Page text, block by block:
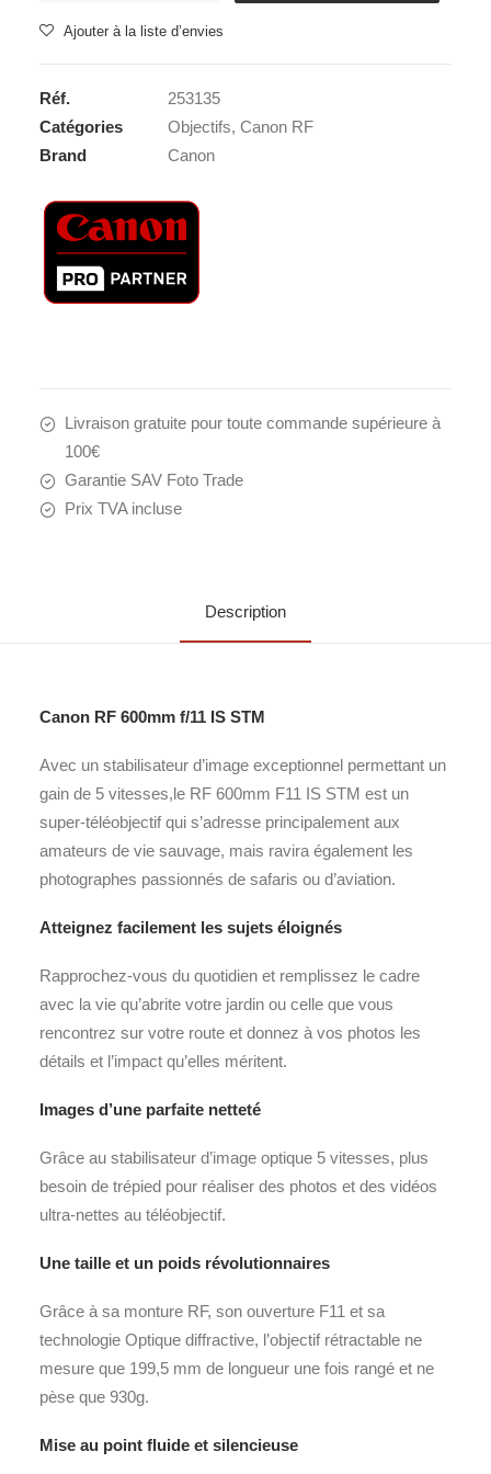
CANON
f11
IS
STM
Ajouter à la liste d’envies
Réf.
253135
Catégories
Objectifs, Canon RF
Brand
Canon
Livraison gratuite pour toute commande supérieure à
100€
Garantie SAV Foto Trade
Prix TVA incluse
Description
Canon RF 600mm f/11 IS STM
Avec un stabilisateur d’image exceptionnel permettant un
gain de 5 vitesses,le RF 600mm F11 IS STM est un
super-téléobjectif qui s’adresse principalement aux
amateurs de vie sauvage, mais ravira également les
photographes passionnés de safaris ou d’aviation.
Atteignez facilement les sujets éloignés
Rapprochez-vous du quotidien et remplissez le cadre
avec la vie qu’abrite votre jardin ou celle que vous
rencontrez sur votre route et donnez à vos photos les
détails et l’impact qu’elles méritent.
Images d’une parfaite netteté
Grâce au stabilisateur d’image optique 5 vitesses, plus
besoin de trépied pour réaliser des photos et des vidéos
ultra-nettes au téléobjectif.
Une taille et un poids révolutionnaires
Grâce à sa monture RF, son ouverture F11 et sa
technologie Optique diffractive, l’objectif rétractable ne
mesure que 199,5 mm de longueur une fois rangé et ne
pèse que 930g.
Mise au point fluide et silencieuse